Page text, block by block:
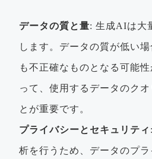
データの質と量: 生成AIは大
します。データの質が低い
も不正確なものとなる可能
って、使用するデータのク
とが重要です。
プライバシーとセキュリティ
析を行うため、データのプ